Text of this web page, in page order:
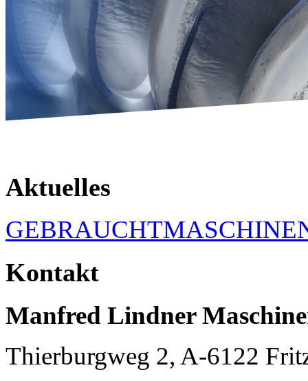
Aktuelles
Kontakt
Manfred Lindner
Thierburgweg 2, A-6122